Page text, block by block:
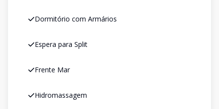
Dormitório com Armários
Espera para Split
Frente Mar
Hidromassagem